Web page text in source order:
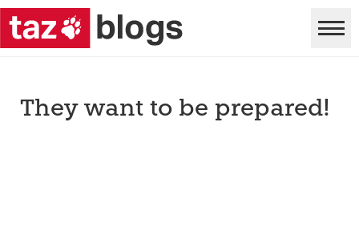
They want to be prepared!